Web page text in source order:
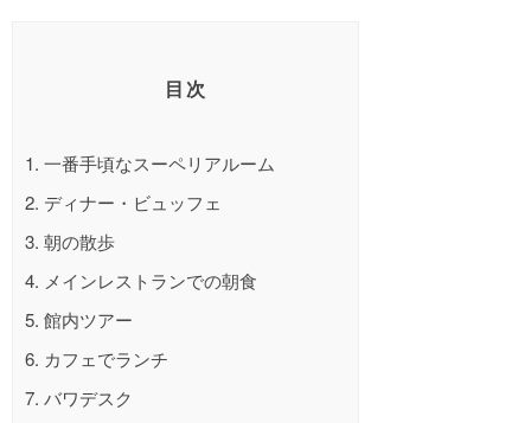
目次
1. 一番手頃なスーペリアルーム
2. ディナー・ビュッフェ
3. 朝の散歩
4. メインレストランでの朝食
5. 館内ツアー
6. カフェでランチ
7. バワデスク